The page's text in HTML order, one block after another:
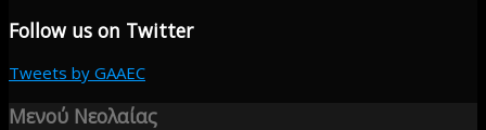
Follow us on Twitter
Tweets by GAAEC
Μενού Νεολαίας